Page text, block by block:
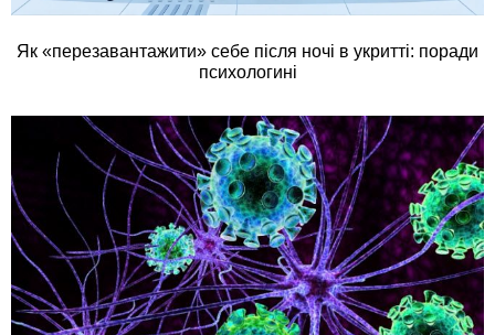
Як «перезавантажити» себе після ночі в укритті: поради
психологині